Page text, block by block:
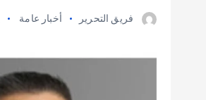
فريق التحرير أخبار عامة